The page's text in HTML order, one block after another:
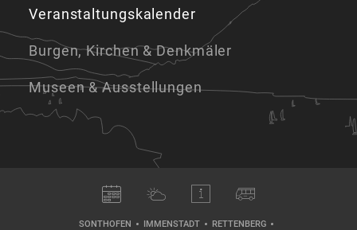
Veranstaltungskalender
Burgen, Kirchen & Denkmäler
Museen & Ausstellungen
SONTHOFEN IMMENSTADT
RETTENBERG